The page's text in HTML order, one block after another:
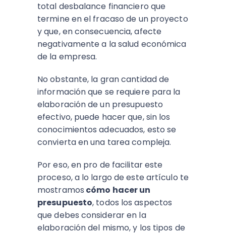
total desbalance financiero que
termine en el fracaso de un proyecto
y que, en consecuencia, afecte
negativamente a la salud económica
de la empresa.
No obstante, la gran cantidad de
información que se requiere para la
elaboración de un presupuesto
efectivo, puede hacer que, sin los
conocimientos adecuados, esto se
convierta en una tarea compleja.
Por eso, en pro de facilitar este
proceso, a lo largo de este artículo te
mostramos cómo hacer un
presupuesto, todos los aspectos
que debes considerar en la
elaboración del mismo, y los tipos de